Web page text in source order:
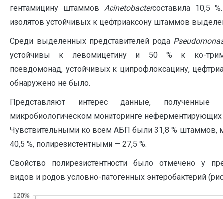
гентамицину штаммов Acinetobacterсоставила 10,5
изолятов устойчивых к цефтриаксону штаммов
Среди выделенных представителей рода
устойчивы к левомицетину и 50 % к ко-
псевдомонад, устойчивых к ципрофлоксацину,
обнаружено не было.
Представляют интерес данные, полученные
микробиологическом мониторинге неферментирующих
Чувствительными ко всем АБП были 31,8 % штаммов,
40,5 %, полирезистентными — 27,5 %.
Свойство полирезистентности было отмечено у
видов и родов условно-патогенных энтеробактерий